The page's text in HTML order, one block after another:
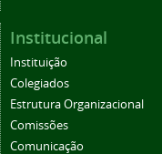
Institucional
Instituição
Colegiados
Estrutura Organizacional
Comissões
Comunicação